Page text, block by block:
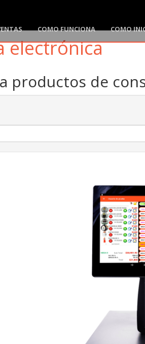
COMO FUNCIONA COMO
electrónica
productos de